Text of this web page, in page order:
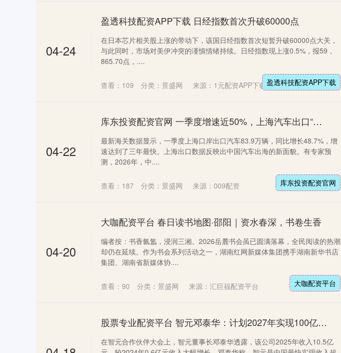
04-24
盈透科技配资APP下载 日经指数首次升破60000点
在日本芯片相关股上涨的带动下，该国日经指数首次短暂升破60000点大关，
与此同时，市场对美伊冲突的谨慎情绪持续。日经指数现上涨0.5%，报59，
865.70点，....
盈透科技配资APP下载
来源：1元配资APP下载
查看： 109 分类： 景盛网
04-22
库东投资配资官网 一季度增速近50%，上海汽车出口“爆”了
最新海关数据显示，一季度上海口岸出口汽车83.9万辆，同比增长48.7%，增
速达到了三年最快。上海出口数据反映出中国汽车出海的新面貌。有专家预
测，2026年，中....
库东投资配资官网
来源：009配资
查看： 187 分类： 景盛网
04-20
大咖配资平台 春日读书地图·邵阳｜资水春深，书卷生香
编者按：书香氤氲，浸润三湘。2026岳麓书会虽已圆满落幕，全民阅读的热潮
却仍在延续。作为书会系列活动之一，湖南红网新媒体集团携手湖南新华书店
集团、湖南省新媒体协....
大咖配资平台
来源：汇巨福配资平台
查看： 90 分类： 景盛网
股票专业配资平台 智元邓泰华：计划2027年实现100亿元营收
在智元合作伙伴大会上，智元董事长邓泰华透露，该公司2025年收入10.5亿